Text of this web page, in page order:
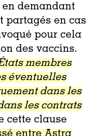
en demandant
partagés en cas
pour cela
des vaccins.
membres
éventuelles
dans les
les contrats
cette clause